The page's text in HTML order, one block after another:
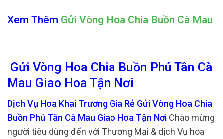
Xem Thêm Gửi Vòng Hoa Chia Buồn Cà Mau
Gửi Vòng Hoa Chia Buồn Phú Tân Cà
Mau Giao Hoa Tận Nơi
Dịch Vụ Hoa Khai Trương Gía Rẻ Gửi Vòng Hoa Chia
Buồn Phú Tân Cà Mau Giao Hoa Tận Nơi Chào mừng
người tiêu dùng đến với Thương Mại & dịch Vụ hoa